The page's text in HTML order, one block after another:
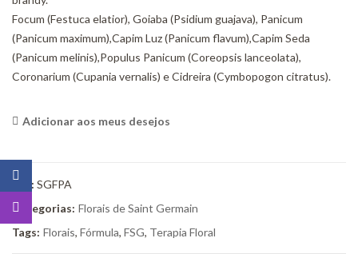
Focum (Festuca elatior), Goiaba (Psidium guajava), Panicum
(Panicum maximum),Capim Luz (Panicum flavum),Capim Seda
(Panicum melinis),Populus Panicum (Coreopsis lanceolata),
Coronarium (Cupania vernalis) e Cidreira (Cymbopogon citratus).
Adicionar aos meus desejos
Sku: SGFPA
Categorias: Florais de Saint Germain
Tags: Florais, Fórmula, FSG, Terapia Floral